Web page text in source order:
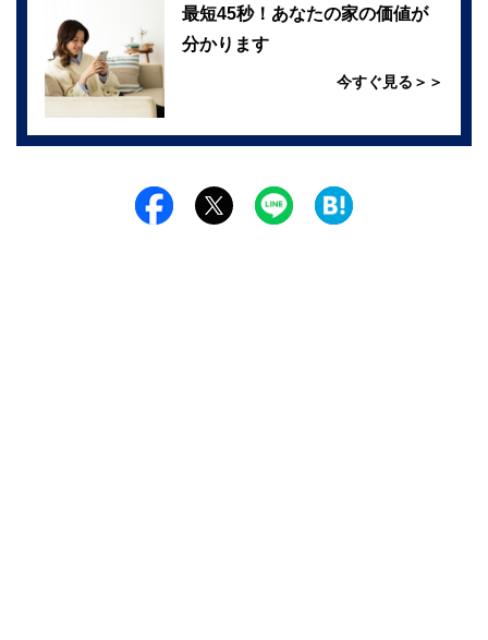
最短45秒！あなたの家の価値が
分かります
今すぐ見る＞＞